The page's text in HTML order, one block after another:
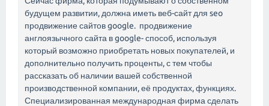
будущем развитии, должна иметь веб-сайт для seo
продвижение сайтов google. продвижение
англоязычного сайта в google- способ, используя
который возможно приобретать новых покупателей, и
дополнительно получить проценты, с тем чтобы
рассказать об наличии вашей собственной
производственной компании, её продуктах, функциях.
Специализированная международная фирма сделать